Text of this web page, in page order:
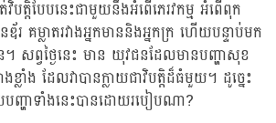
ត្តិបែបនេះជាមួយនឹងអំពើភេរវកម្ម អំពើពុក
គម្លាតរវាងអ្នកមាននិងអ្នកក្រ ហើយបន្ទាប់មក
។ សព្វថ្ងៃនេះ មាន យុវជនដែលមានបញ្ហាសុខ
ខ្លាំង ដែលវាបានក្លាយជាវិបត្តិដ៏ធំមួយ។ ដូច្នេះ
ញ្ហាទាំងនេះបានដោយរបៀបណា?